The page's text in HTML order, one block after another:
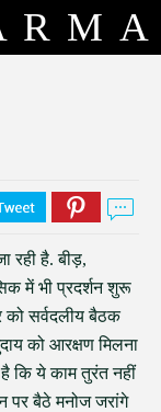
रही है. बीड़,
में भी प्रदर्शन शुरू
को सर्वदलीय बैठक
को आरक्षण मिलना
कि ये काम तुरंत नहीं
बैठे मनोज जरांगे